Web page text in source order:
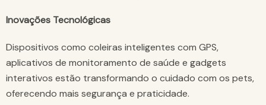
Inovações Tecnológicas
Dispositivos como coleiras inteligentes com GPS,
aplicativos de monitoramento de saúde e gadgets
interativos estão transformando o cuidado com os pets,
oferecendo mais segurança e praticidade.